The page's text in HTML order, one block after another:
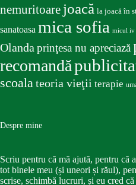
nemuritoare joacă la joacă în
sanatoasa mica sofia micul iv
Olandaprinţesa nu apreciază
recomandă
scoalateoria vieţii terapie
Despre mine
Scriu pentru că mă ajută, pentru că
tot binele meu (și uneori și răul),
scrise, schimbă lucruri, și eu cred